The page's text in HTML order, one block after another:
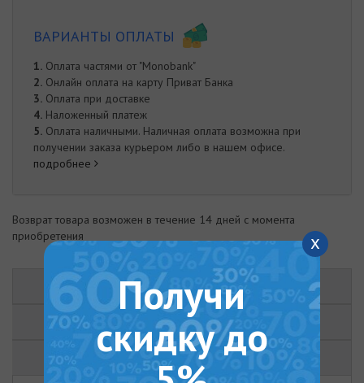
ВАРИАНТЫ ОПЛАТЫ
1. Оплата частями от "Monobank"
2. Онлайн оплата на карту Приват Банка
3. Оплата при доставке
4. Наложенный платеж
5. Оплата наличными. Наличная оплата возможна при
получении заказа курьером либо в нашем офисе.
подробнее
Возврат товара возможен в течение 14 дней с момента
приобретения
ОПИСАНИЕ
ХАРАКТЕРИСТИКИ
ОТЗЫВЫ (0)
x
Получи
скидку до